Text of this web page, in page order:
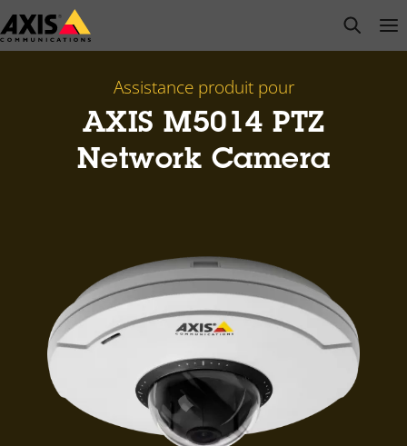
Passer
au
open
Assistance produit pour
AXIS M5014 PTZ
Network Camera